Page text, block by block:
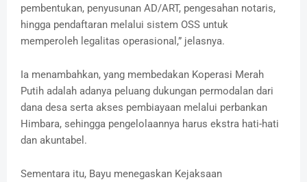
pembentukan, penyusunan AD/ART, pengesahan notaris,
hingga pendaftaran melalui sistem OSS untuk
memperoleh legalitas operasional,” jelasnya.
Ia menambahkan, yang membedakan Koperasi Merah
Putih adalah adanya peluang dukungan permodalan dari
dana desa serta akses pembiayaan melalui perbankan
Himbara, sehingga pengelolaannya harus ekstra hati-hati
dan akuntabel.
Sementara itu, Bayu menegaskan Kejaksaan